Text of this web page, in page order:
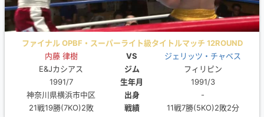
ファイナル OPBF・スーパーライト級タイトルマッチ 12ROUND
内藤 律樹
VS
ジェリッツ・チャベス
E&Jカシアス
ジム
フィリピン
1991/7
生年月
1991/3
神奈川県横浜市中区
出身
-
21戦19勝(7KO)2敗
戦績 11戦7勝(5KO)2敗2分